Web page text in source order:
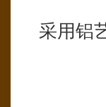
采用铝